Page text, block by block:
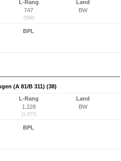
L-Rang
747
(599)
Land
BW
BPL
(A 81/B 311) (38)
L-Rang
1.228
(1.077)
Land
BW
BPL